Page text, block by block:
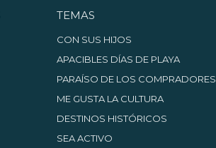
TEMAS
CON SUS HIJOS
APACIBLES DÍAS DE PLAYA
PARAÍSO DE LOS COMPRADORES
ME GUSTA LA CULTURA
DESTINOS HISTÓRICOS
SEA ACTIVO